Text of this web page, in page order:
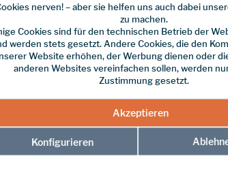
und wetterbeständig, sondern auch ein
Hose, unserem Bestseller; sie beeindruckt
in jeder Jahreszeit eignet sich für alle Arten von
nerven! – aber sie helfen uns auch dabei
zu machen.
Cookies sind für den technischen Betrieb der
werden stets gesetzt. Andere Cookies, die den
Website erhöhen, der Werbung dienen oder
anderen Websites vereinfachen sollen, werden
Zustimmung gesetzt.
Akzeptieren
Konfigurieren